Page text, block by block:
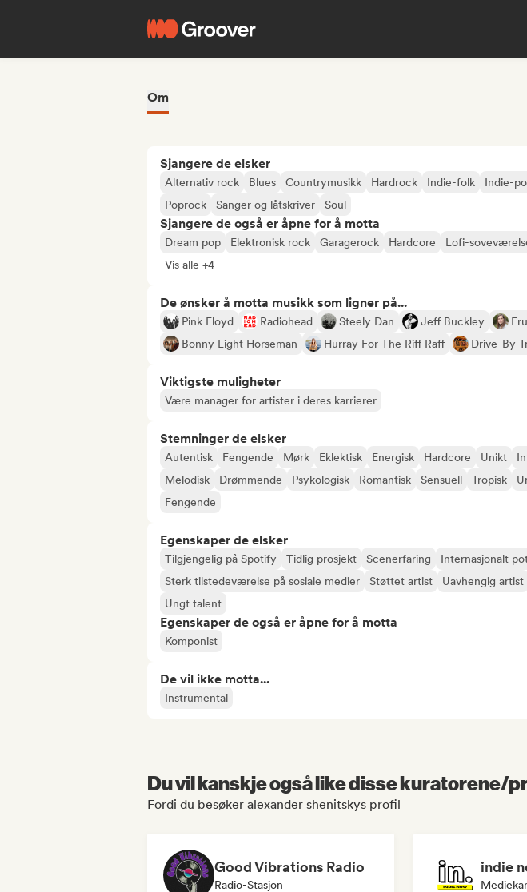
Om
Sjangere de elsker
Alternativ rock Blues Countrymusikk Hardrock Indie-folk Indie-
Poprock
Sanger og låtskriver Soul
Sjangere de også er åpne for å motta
Dream pop Elektronisk rock Garagerock Hardcore Lofi-
Vis alle +4
De ønsker å motta musikk som ligner på...
Pink Floyd Radiohead Steely Dan Jeff Buckley
Bonny Light Horseman
Hurray For The Riff Raff Drive-By
Viktigste muligheter
Være manager for artister i deres karrierer
Stemninger de elsker
Autentisk Fengende Mørk Eklektisk Energisk Hardcore Unikt
Melodisk
Drømmende Psykologisk Romantisk Sensuell Tropisk
Fengende
Egenskaper de elsker
Tilgjengelig på Spotify Tidlig prosjekt Scenerfaring
Internasjonalt
Sterk tilstedeværelse på sosiale medier
Støttet artist Uavhengig artist
Ungt talent
Egenskaper de også er åpne for å motta
Komponist
De vil ikke motta...
Instrumental
Du vil kanskje også like disse kuratorene/
Fordi du besøker alexander shenitskys profil
Good Vibrations Radio
Radio-Stasjon
indie